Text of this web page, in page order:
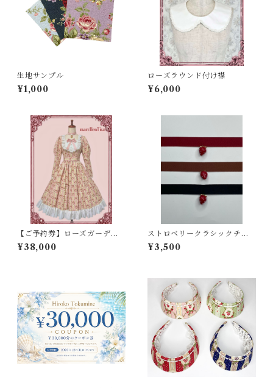
生地サンプル
¥1,000
ローズラウンド付け襟
¥6,000
【ご予約券】ローズガーデン
ヨークワンピース
¥38,000
ストロベリークラシックチョ
ーカー
¥3,500